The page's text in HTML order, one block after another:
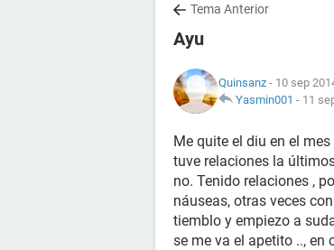
Tema Anterior
Ayu
Quinsanz - 10 sep
Yasmin001 - 11
Me quite el diu en el
tuve relaciones la
no. Tenido relaciones ,
náuseas, otras veces
tiemblo y empiezo a
se me va el apetito .., en